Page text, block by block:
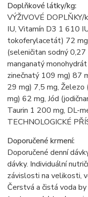
Doplňkové látky/kg:
VÝŽIVOVÉ
IU, Vitamín D3 1 610
tokoferylacetát) 72
(seleničitan sodný
manganatý
zinečnatý 109 mg) 87
29 mg) 7,5 mg,
mg) 62 mg, Jód
Taurin 1 200 mg, DL-
TECHNOLOGICKÉ
Doporučené krmení:
Doporučené denní
dávky. Individuální
závislosti na velikosti,
Čerstvá a čistá voda